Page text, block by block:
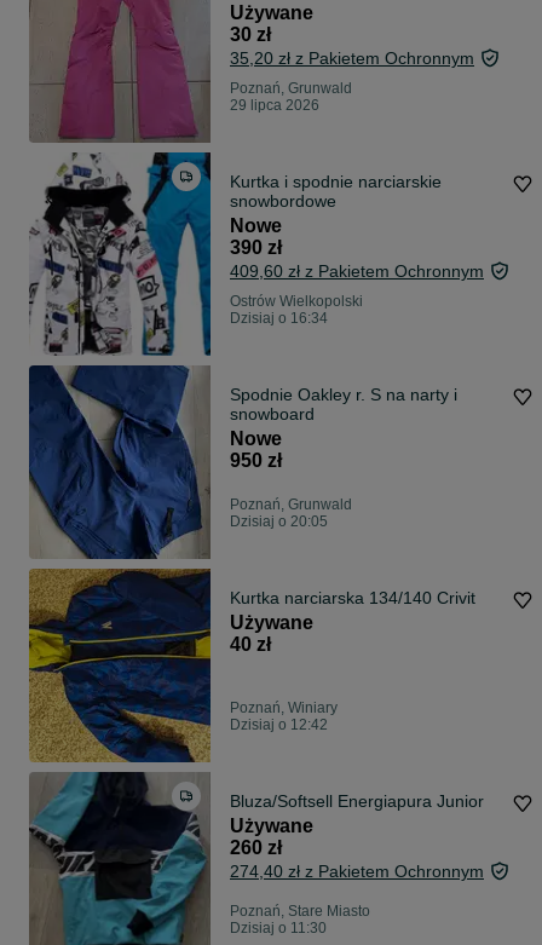
Używane
30 zł
35,20 zł z Pakietem Ochronnym
Poznań, Grunwald
29 lipca 2026
Kurtka i spodnie narciarskie
snowbordowe
Nowe
390 zł
409,60 zł z Pakietem Ochronnym
Ostrów Wielkopolski
Dzisiaj o 16:34
Spodnie Oakley r. S na narty i
snowboard
Nowe
950 zł
Poznań, Grunwald
Dzisiaj o 20:05
Kurtka narciarska 134/140 Crivit
Używane
40 zł
Poznań, Winiary
Dzisiaj o 12:42
Bluza/Softsell Energiapura Junior
Używane
260 zł
274,40 zł z Pakietem Ochronnym
Poznań, Stare Miasto
Dzisiaj o 11:30